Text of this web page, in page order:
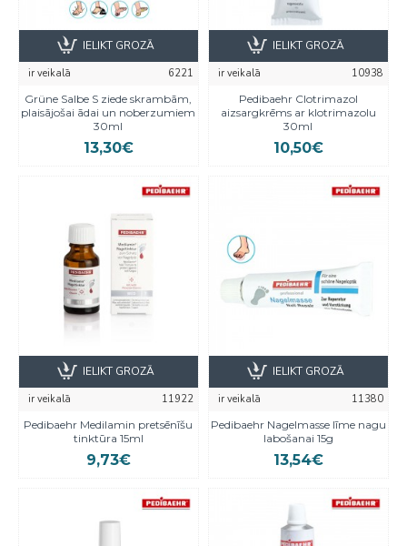
ir veikalā
6221
Grüne Salbe S ziede skrambām,
plaisājošai ādai un noberzumiem
30ml
13,30€
IELIKT GROZĀ
ir veikalā
10938
Pedibaehr Clotrimazol
aizsargkrēms ar klotrimazolu
30ml
10,50€
IELIKT GROZĀ
ir veikalā
11922
Pedibaehr Medilamin pretsēnīšu
tinktūra 15ml
9,73€
IELIKT GROZĀ
ir veikalā
11380
Pedibaehr Nagelmasse līme nagu
labošanai 15g
13,54€
IELIKT GROZĀ